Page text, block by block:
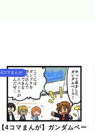
4コマまんが
【4コマまんが】ガンダムベー